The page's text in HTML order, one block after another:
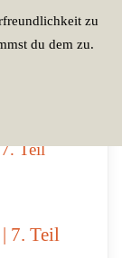
7. Teil
zu
du dem zu.